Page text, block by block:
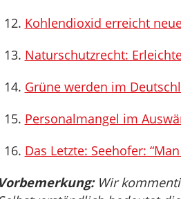
Kohlendioxid erreicht
Naturschutzrecht:
Grüne werden im
Personalmangel im
Das Letzte: Seehofer:
Vorbemerkung:Wir